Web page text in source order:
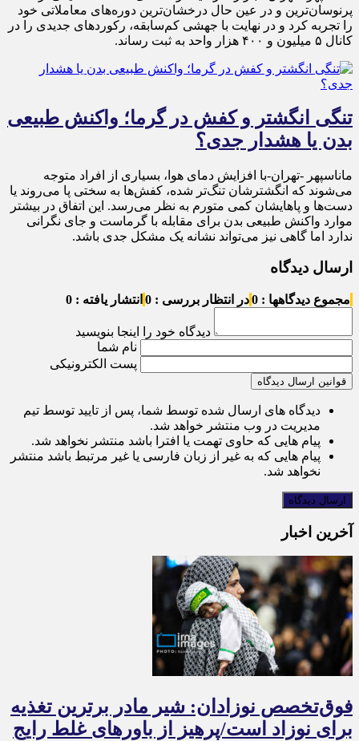
پرنوسان‌ترین و در عین حال درخشان‌ترین دوره‌های معاملاتی خود
را تجربه کرد و در نهایت با جهشی کم‌سابقه، رکوردهای جدیدی را در
کانال ۵ میلیون و ۴۰۰ هزار واحد به ثبت رساند.
تنگی انگشتر و کفش در گرما؛ واکنش طبیعی
بدن یا هشدار جدی؟
ماناسپهر -تهران-با افزایش دمای هوا، بسیاری از افراد متوجه
می‌شوند که انگشترشان تنگ‌تر شده، کفش‌ها به سختی پا می‌روند یا
دست‌ها و پاهایشان کمی متورم به نظر می‌رسد. این اتفاق در بیشتر
موارد واکنش طبیعی بدن برای مقابله با گرماست و جای نگرانی
ندارد اما گاهی نیز می‌تواند نشانه یک مشکل جدی باشد.
ارسال دیدگاه
مجموع دیدگاهها : 0 در انتظار بررسی : 0 انتشار یافته : 0
دیدگاه خود را اینجا بنویسید
نام شما
پست الکترونیکی
قوانین ارسال دیدگاه
دیدگاه های ارسال شده توسط شما، پس از تایید توسط تیم
مدیریت در وب منتشر خواهد شد.
پیام هایی که حاوی تهمت یا افترا باشد منتشر نخواهد شد.
پیام هایی که به غیر از زبان فارسی یا غیر مرتبط باشد منتشر
نخواهد شد.
آخرین اخبار
فوق‌تخصص نوزادان: شیر مادر برترین تغذیه
برای نوزاد است/پرهیز از باورهای غلط رایج